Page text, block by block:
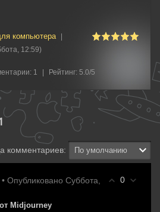
компьютера
12:59)
: 1 Рейтинг: 5.0/5
комментариев:
0
• Опубликовано Суббота,
Midjourney